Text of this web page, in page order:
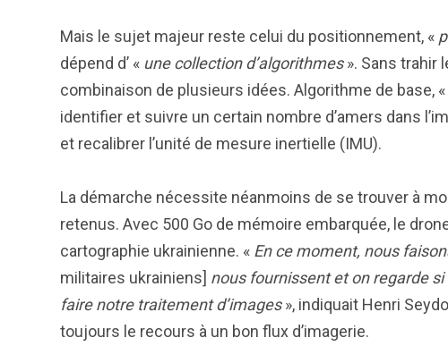
Mais le sujet majeur reste celui du positionnement, «
dépend d’ « une collection d’algorithmes». Sans trahir
combinaison de plusieurs idées. Algorithme de base, «
identifier et suivre un certain nombre d’amers dans
et recalibrer l’unité de mesure inertielle (IMU).
La démarche nécessite néanmoins de se trouver à
retenus. Avec 500 Go de mémoire embarquée, le
cartographie ukrainienne. « En ce moment, nous
militaires ukrainiens] nous fournissent et on regarde
faire notre traitement d’images», indiquait Henri
toujours le recours à un bon flux d’imagerie.